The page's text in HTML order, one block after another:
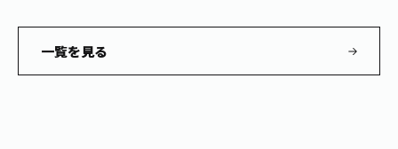
一覧を見る